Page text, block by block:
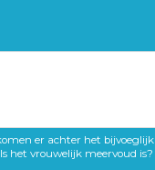
er achter het bijvoeglijk
het vrouwelijk meervoud is?